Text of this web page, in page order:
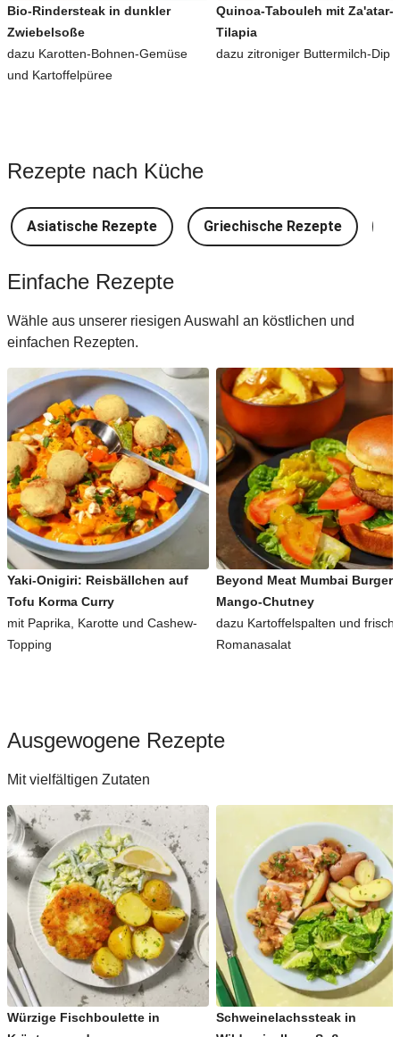
Bio-Rindersteak in dunkler
Zwiebelsoße
dazu Karotten-Bohnen-Gemüse
und Kartoffelpüree
Quinoa-Tabouleh mit Za'atar-
Tilapia
dazu zitroniger Buttermilch-Dip
Rezepte nach Küche
Asiatische Rezepte Griechische Rezepte
Einfache Rezepte
Wähle aus unserer riesigen Auswahl an köstlichen und
einfachen Rezepten.
Yaki-Onigiri: Reisbällchen auf
Tofu Korma Curry
mit Paprika, Karotte und Cashew-
Topping
Beyond Meat Mumbai Burger
Mango-Chutney
dazu Kartoffelspalten und
Romanasalat
Ausgewogene Rezepte
Mit vielfältigen Zutaten
Würzige Fischboulette in
Schweinelachssteak in